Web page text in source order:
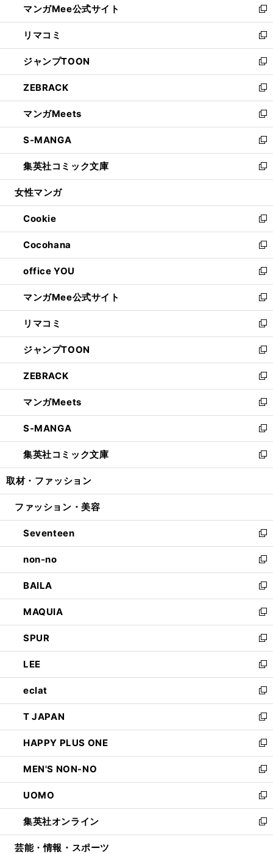
く
ド
ウ
で
開
く
ィ
ン
ド
ウ
で
開
く
い
ウ
ィ
ン
ド
ウ
で
開
く
マンガMee公式サイト
新
し
い
ウ
ィ
ン
ド
ウ
で
開
く
リマコミ
新
し
い
ウ
ィ
ン
ド
ウ
で
開
く
ジャンプTOON
新
し
い
ウ
ィ
ン
ド
ウ
で
開
ZEBRACK
新
し
い
ウ
ィ
ン
ド
ウ
開
く
マンガMeets
新
し
い
ウ
ィ
ン
ウ
で
開
く
S-MANGA
新
し
い
ウ
ン
ド
ウ
で
開
く
集英社コミック文庫
新
し
ウ
ィ
ン
ド
ウ
で
開
く
女性マンガ
Cookie
新
し
い
ウ
ィ
ン
ド
ウ
で
開
く
Cocohana
新
し
い
ウ
ィ
ン
ド
ウ
で
開
く
office YOU
新
し
い
ウ
ィ
ン
ド
ウ
で
開
く
マンガMee公式サイト
新
し
い
ウ
ィ
ン
ド
ウ
で
開
く
リマコミ
新
し
い
ウ
ィ
ン
ド
ウ
で
開
く
ジャンプTOON
新
し
い
ウ
ィ
ン
ド
ウ
で
開
ZEBRACK
新
し
い
ウ
ィ
ン
ド
ウ
開
マンガMeets
新
し
い
ウ
ィ
ン
ウ
開
く
S-MANGA
新
し
い
ウ
ン
ウ
で
開
く
集英社コミック文庫
新
し
ウ
ン
ド
ウ
で
開
く
取材・ファッション
ファッション・美容
Seventeen
新
し
い
ウ
ィ
ン
ド
ウ
で
開
く
non-no
新
し
い
ウ
ィ
ン
ド
ウ
で
開
く
BAILA
新
し
い
ウ
ィ
ン
ド
ウ
で
開
く
MAQUIA
新
し
い
ウ
ィ
ン
ド
ウ
で
開
く
SPUR
新
し
い
ウ
ィ
ン
ド
ウ
で
開
く
LEE
新
し
い
ウ
ィ
ン
ド
ウ
で
開
く
eclat
新
し
い
ウ
ィ
ン
ド
ウ
で
開
く
T JAPAN
新
し
い
ウ
ィ
ン
ド
ウ
で
開
HAPPY PLUS ONE
新
し
い
ウ
ィ
ン
ド
ウ
MEN'S NON-NO
新
し
い
ウ
ィ
ン
UOMO
新
し
い
ウ
集英社オンライン
新
し
芸能・情報・スポーツ